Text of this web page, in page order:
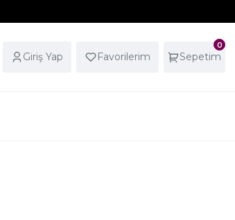
Giriş Yap Favorilerim
0
Sepetim